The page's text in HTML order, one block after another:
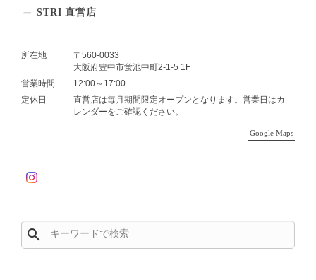
STRI 直営店
所在地
〒560-0033
大阪府豊中市蛍池中町2-1-5 1F
営業時間
12:00～17:00
定休日
直営店は毎月期間限定オープンとなります。営業日はカ
レンダーをご確認ください。
Google Maps
search